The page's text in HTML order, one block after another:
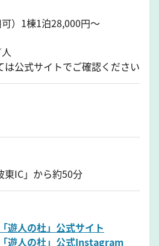
）1棟1泊28,000円～
公式サイトでご確認ください
東IC」から約50分
遊人の杜」公式サイト
遊人の杜」公式Instagram